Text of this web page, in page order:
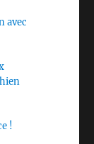
avec
!